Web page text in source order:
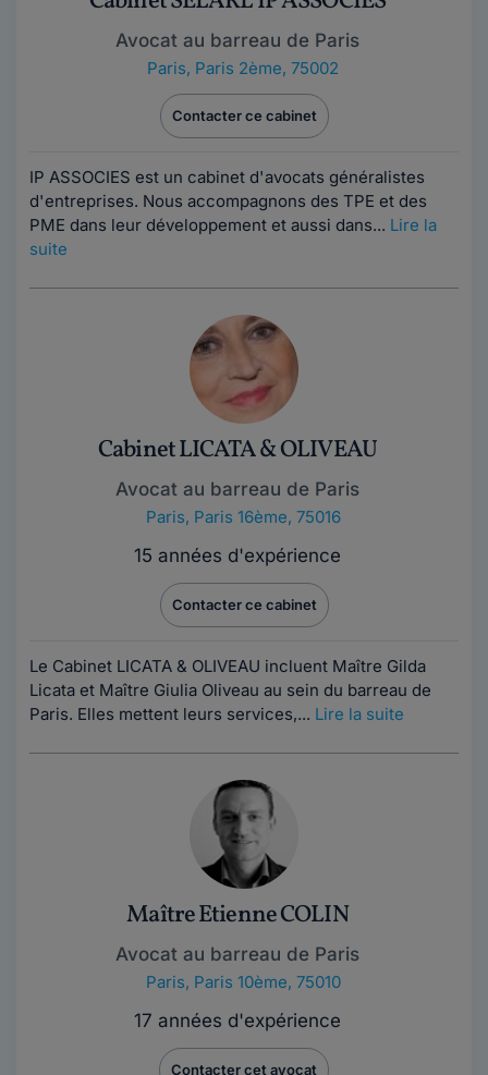
Avocat au barreau de Paris
Paris, Paris 2ème, 75002
Contacter ce cabinet
IP ASSOCIES est un cabinet d'avocats généralistes
d'entreprises. Nous accompagnons des TPE et des
PME dans leur développement et aussi dans... Lire la
suite
Cabinet LICATA & OLIVEAU
Avocat au barreau de Paris
Paris, Paris 16ème, 75016
15 années d'expérience
Contacter ce cabinet
Le Cabinet LICATA & OLIVEAU incluent Maître Gilda
Licata et Maître Giulia Oliveau au sein du barreau de
Paris. Elles mettent leurs services,... Lire la suite
Maître Etienne COLIN
Avocat au barreau de Paris
Paris, Paris 10ème, 75010
17 années d'expérience
Contacter cet avocat